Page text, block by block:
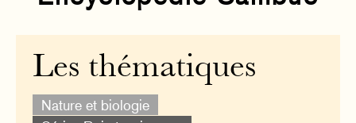
Les thématiques
Nature et biologie